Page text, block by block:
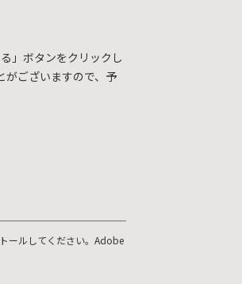
」ボタンをクリックし
がございますので、予
ールしてください。Adobe